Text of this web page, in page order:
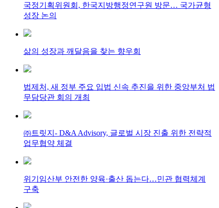
국정기획위원회, 한국지방행정연구원 방문… 국가균형
성장 논의
삶의 성장과 깨달음을 찾는 향우회
법제처, 새 정부 주요 입법 신속 추진을 위한 중앙부처 법
무담당관 회의 개최
㈜트릿지- D&A Advisory, 글로벌 시장 진출 위한 전략적
업무협약 체결
위기임산부 안전한 양육·출산 돕는다…민관 협력체계
구축